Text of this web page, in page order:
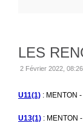
LES
2 Février 2022,
U11(1) : MENTON
U13(1) : MENTON